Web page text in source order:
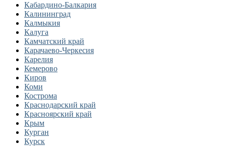
Кабардино-Балкария
Калининград
Калмыкия
Калуга
Камчатский край
Карачаево-Черкесия
Карелия
Кемерово
Киров
Коми
Кострома
Краснодарский край
Красноярский край
Крым
Курган
Курск